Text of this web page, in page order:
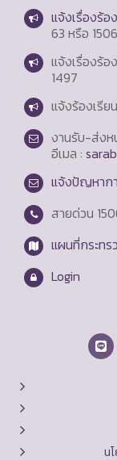
แจ้งเรื่องร้อ
63 หรือ
แจ้งเรื่องร้อ
1497
แจ้งร้องเรีย
งานรับ-ส่งห
อีเมล :
แจ้งปัญหากา
สายด่วน
แผนที่กระทร
Login
น